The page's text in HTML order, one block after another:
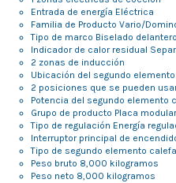
Entrada de energía Eléctrica
Familia de Producto Vario/
Tipo de marco Biselado
Indicador de calor residual
2 zonas de inducción
Ubicación del segundo
2 posiciones que se pueden
Potencia del segundo elemento
Grupo de producto Placa modular
Tipo de regulación Energía
Interruptor principal de
Tipo de segundo elemento
Peso bruto 8,000 kilogramos
Peso neto 8,000 kilogramos